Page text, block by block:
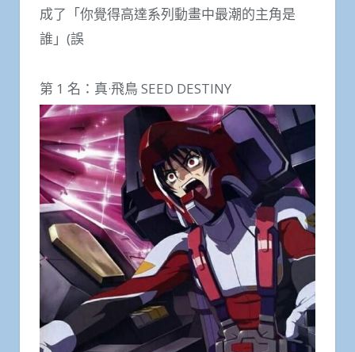
成了「你覺得高達系列動畫中最潮的主角是
誰」(誤
第 1 名：真·飛鳥 SEED DESTINY